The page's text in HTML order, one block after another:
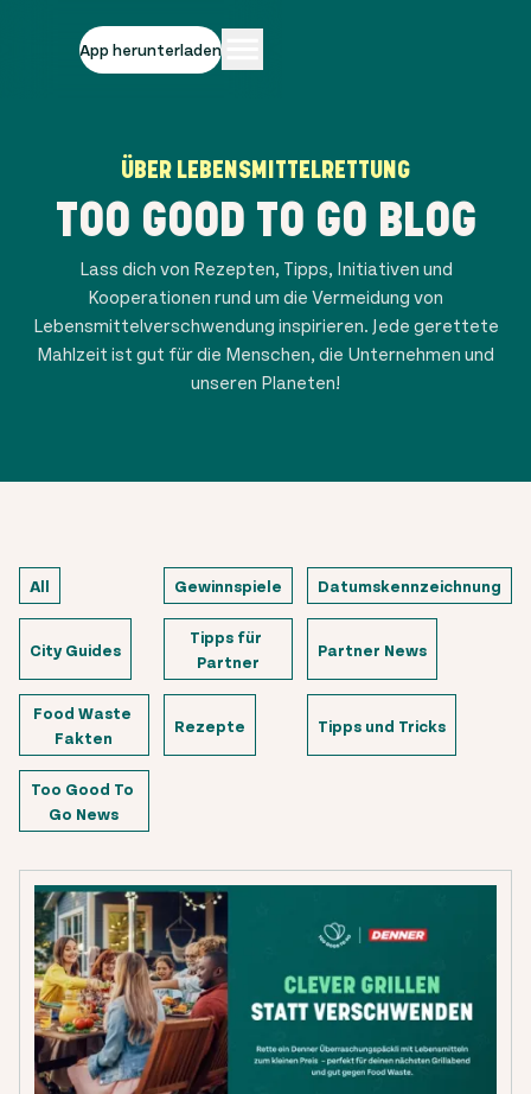
App herunterladen
ÜBER LEBENSMITTELRETTUNG
TOO GOOD TO GO BLOG
Lass dich von Rezepten, Tipps, Initiativen und
Kooperationen rund um die Vermeidung von
Lebensmittelverschwendung inspirieren. Jede gerettete
Mahlzeit ist gut für die Menschen, die Unternehmen und
unseren Planeten!
All Gewinnspiele Datumskennzeichnung
City Guides
Tipps für
Partner
Partner News
Food Waste
Fakten
Rezepte Tipps und Tricks
Too Good To
Go News